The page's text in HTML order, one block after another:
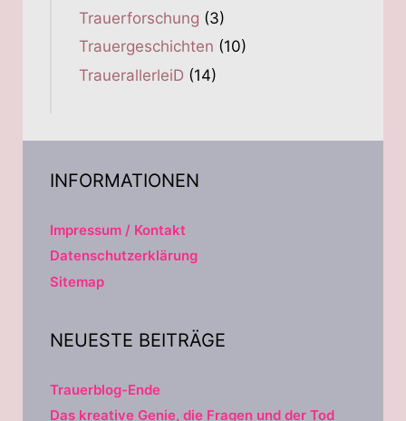
Trauerforschung (3)
Trauergeschichten (10)
TrauerallerleiD (14)
INFORMATIONEN
Impressum / Kontakt
Datenschutzerklärung
Sitemap
NEUESTE BEITRÄGE
Trauerblog-Ende
Das kreative Genie, die Fragen und der Tod